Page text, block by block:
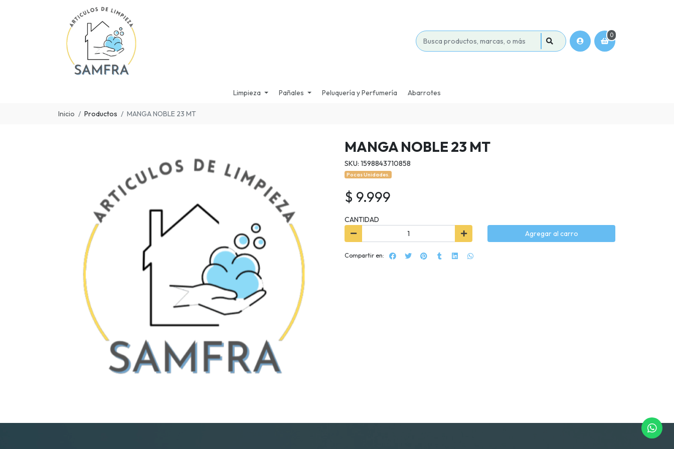
0
Limpieza Pañales Peluquería y Perfumería Abarrotes
Inicio Productos MANGA NOBLE 23 MT
MANGA NOBLE 23 MT
SKU: 1598843710858
Pocas Unidades.
$ 9.999
CANTIDAD
Agregar al carro
Compartir en: